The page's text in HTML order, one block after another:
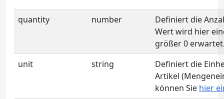
quantity number
Definiert die
Wert wird hier
größer 0
unit
string
Definiert die
Artikel
können Sie hier